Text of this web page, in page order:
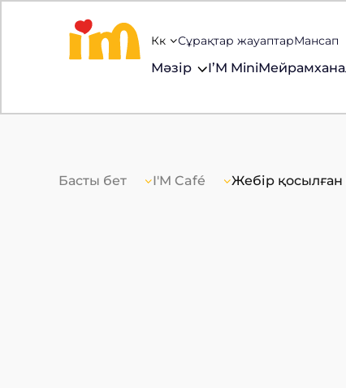
Кк Сұрақтар жауаптарМансап
Мәзір
I’M Mini
Басты бет I'M Café Жебір